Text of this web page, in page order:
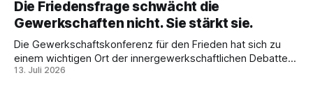
Stellungnahme fordert sie Umverteilung, Investitionen und
gemeinsamen gewerkschaftlichen Widerstand gegen
Sozialabbau.
Die Friedensfrage schwächt die
Gewerkschaften nicht. Sie stärkt sie.
Die Gewerkschaftskonferenz für den Frieden hat sich zu
einem wichtigen Ort der innergewerkschaftlichen Debatte
entwickelt. Ulrike Eifler erklärt, warum Friedenspolitik und
13. Juli 2026